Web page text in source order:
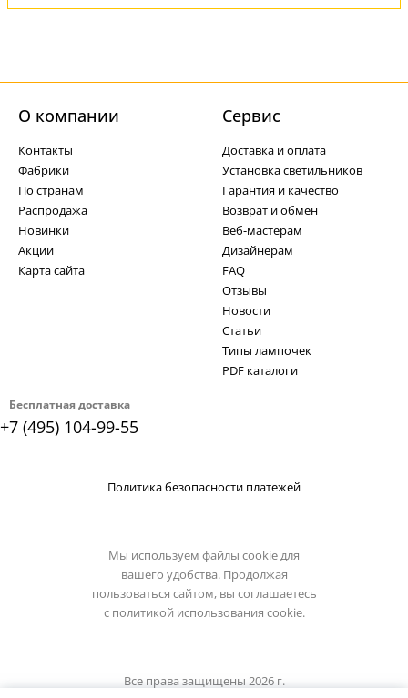
Бесплатная доставка
+7 (495) 104-99-55
О компании
Контакты
Фабрики
По странам
Распродажа
Новинки
Акции
Карта сайта
Cервис
Доставка и оплата
Установка светильников
Гарантия и качество
Возврат и обмен
Веб-мастерам
Дизайнерам
FAQ
Отзывы
Новости
Статьи
Типы лампочек
PDF каталоги
Политика безопасности платежей
Мы используем файлы cookie для
вашего удобства. Продолжая
пользоваться сайтом, вы соглашаетесь
с политикой использования cookie.
Все права защищены 2026 г.